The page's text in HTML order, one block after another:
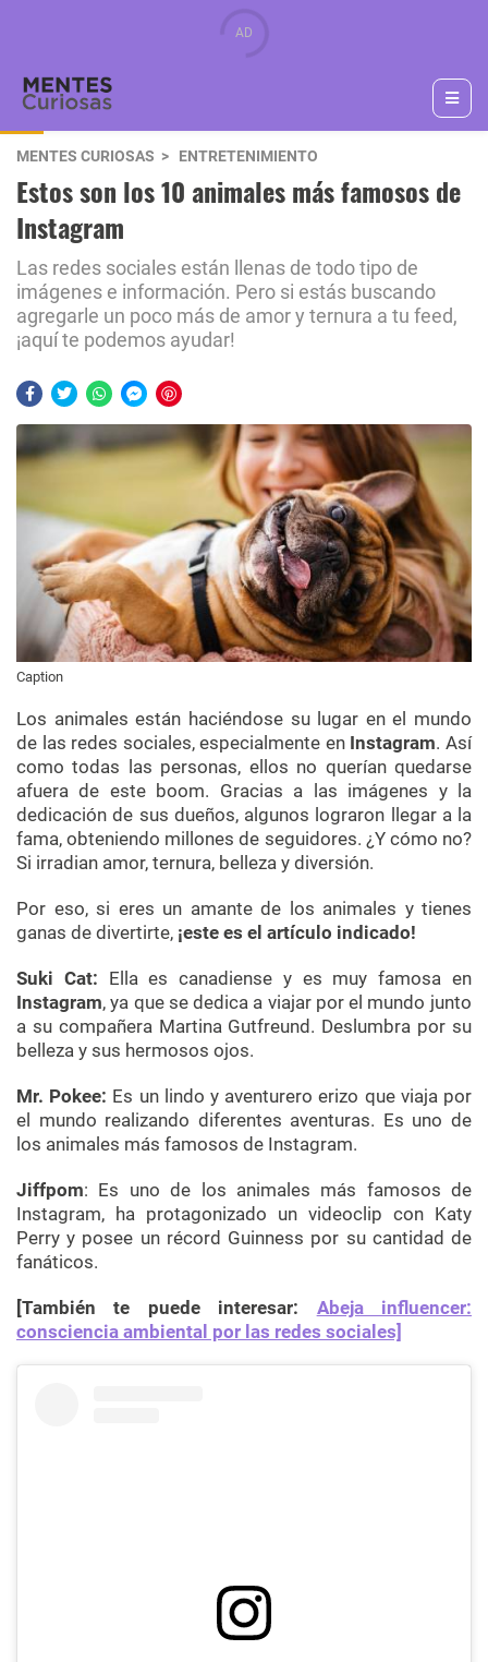
MENTES CURIOSAS ENTRETENIMIENTO
Estos son los 10 animales más famosos de
Instagram
Las redes sociales están llenas de todo tipo de
imágenes e información. Pero si estás buscando
agregarle un poco más de amor y ternura a tu feed,
¡aquí te podemos ayudar!
Caption
Los animales están haciéndose su lugar en el mundo
de las redes sociales, especialmente en Instagram. Así
como todas las personas, ellos no querían quedarse
afuera de este boom. Gracias a las imágenes y la
dedicación de sus dueños, algunos lograron llegar a la
fama, obteniendo millones de seguidores. ¿Y cómo no?
Si irradian amor, ternura, belleza y diversión.
Por eso, si eres un amante de los animales y tienes
ganas de divertirte, ¡este es el artículo indicado!
Suki Cat: Ella es canadiense y es muy famosa en
Instagram, ya que se dedica a viajar por el mundo junto
a su compañera Martina Gutfreund. Deslumbra por su
belleza y sus hermosos ojos.
Mr. Pokee: Es un lindo y aventurero erizo que viaja por
el mundo realizando diferentes aventuras. Es uno de
los animales más famosos de Instagram.
Jiffpom: Es uno de los animales más famosos de
Instagram, ha protagonizado un videoclip con Katy
Perry y posee un récord Guinness por su cantidad de
fanáticos.
[También te puede interesar: Abeja influencer:
consciencia ambiental por las redes sociales]